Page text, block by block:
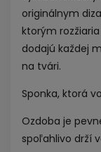
originálnym
ktorým
dodajú každej
na tvári.
Sponka, ktorá
Ozdoba je
spoľahlivo drží